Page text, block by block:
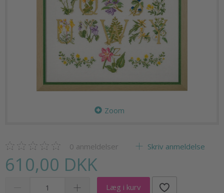
Zoom
0 anmeldelser Skriv anmeldelse
610,00 DKK
Læg i kurv